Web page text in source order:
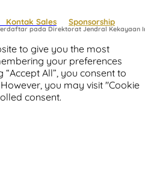
Kontak Sales Sponsorship
pada Direktorat Jendral Kekayaan
to give you the most
your preferences
All”, you consent to
you may visit "Cookie
consent.